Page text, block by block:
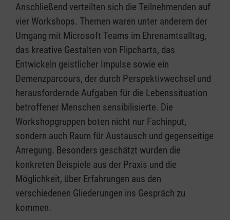
Anschließend verteilten sich die Teilnehmenden auf
vier Workshops. Themen waren unter anderem der
Umgang mit Microsoft Teams im Ehrenamtsalltag,
das kreative Gestalten von Flipcharts, das
Entwickeln geistlicher Impulse sowie ein
Demenzparcours, der durch Perspektivwechsel und
herausfordernde Aufgaben für die Lebenssituation
betroffener Menschen sensibilisierte. Die
Workshopgruppen boten nicht nur Fachinput,
sondern auch Raum für Austausch und gegenseitige
Anregung. Besonders geschätzt wurden die
konkreten Beispiele aus der Praxis und die
Möglichkeit, über Erfahrungen aus den
verschiedenen Gliederungen ins Gespräch zu
kommen.